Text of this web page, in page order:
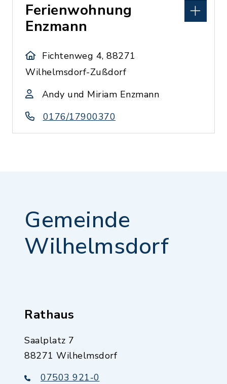
Ferienwohnung
Enzmann
Fichtenweg 4, 88271
Wilhelmsdorf-Zußdorf
Andy und Miriam Enzmann
0176/17900370
Gemeinde
Wilhelmsdorf
Rathaus
Saalplatz 7
88271 Wilhelmsdorf
07503 921-0